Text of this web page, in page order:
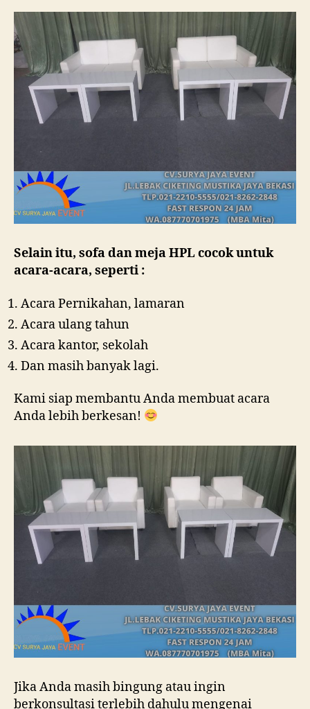
Selain itu, sofa dan meja HPL cocok untuk
acara-acara, seperti :
Acara Pernikahan, lamaran
Acara ulang tahun
Acara kantor, sekolah
Dan masih banyak lagi.
Kami siap membantu Anda membuat acara
Anda lebih berkesan!
Jika Anda masih bingung atau ingin
berkonsultasi terlebih dahulu mengenai